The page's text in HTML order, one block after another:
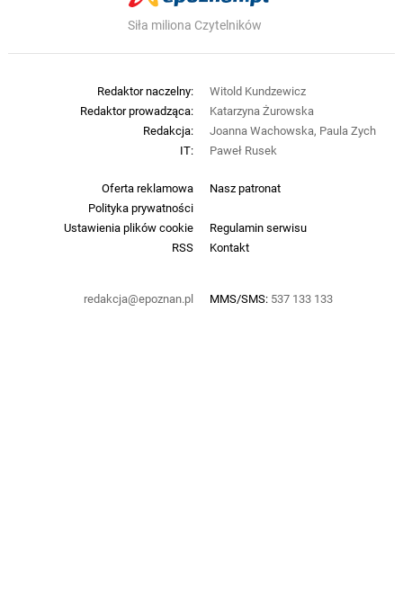
Siła miliona Czytelników
Oferta reklamowa
Nasz patronat
Polityka prywatności
Ustawienia plików cookie
Regulamin serwisu
RSS
Kontakt
redakcja@epoznan.pl MMS/SMS: 537 133 133
Redaktor naczelny:
Witold Kundzewicz
Redaktor prowadząca:
Katarzyna Żurowska
Redakcja:
Joanna Wachowska, Paula Zych
IT:
Paweł Rusek